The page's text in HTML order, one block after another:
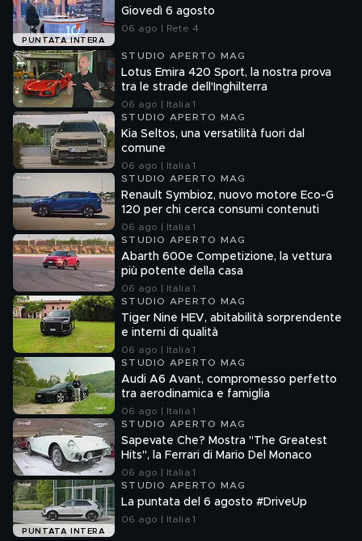
PUNTATA INTERA
Giovedì 6 agosto
06 ago | Rete 4
STUDIO APERTO MAG
Lotus Emira 420 Sport, la nostra prova
tra le strade dell'Inghilterra
06 ago | Italia 1
STUDIO APERTO MAG
Kia Seltos, una versatilità fuori dal
comune
06 ago | Italia 1
STUDIO APERTO MAG
Renault Symbioz, nuovo motore Eco-G
120 per chi cerca consumi contenuti
06 ago | Italia 1
STUDIO APERTO MAG
Abarth 600e Competizione, la vettura
più potente della casa
06 ago | Italia 1
STUDIO APERTO MAG
Tiger Nine HEV, abitabilità sorprendente
e interni di qualità
06 ago | Italia 1
STUDIO APERTO MAG
Audi A6 Avant, compromesso perfetto
tra aerodinamica e famiglia
06 ago | Italia 1
STUDIO APERTO MAG
Sapevate Che? Mostra "The Greatest
Hits", la Ferrari di Mario Del Monaco
06 ago | Italia 1
PUNTATA INTERA
STUDIO APERTO MAG
La puntata del 6 agosto #DriveUp
06 ago | Italia 1